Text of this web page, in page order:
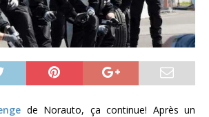
de Norauto, ça continue! Après un